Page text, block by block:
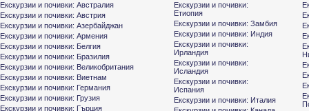
Екскурзии и почивки: Австралия
Екскурзии и почивки: Австрия
Екскурзии и почивки: Азербайджан
Екскурзии и почивки: Армения
Екскурзии и почивки: Белгия
Екскурзии и почивки: Бразилия
Екскурзии и почивки: Великобритания
Екскурзии и почивки: Виетнам
Екскурзии и почивки: Германия
Екскурзии и почивки: Грузия
Екскурзии и почивки: Гърция
Екскурзии и почивки:
Етиопия
Екскурзии и почивки: Замбия
Екскурзии и почивки: Индия
Екскурзии и почивки:
Ирландия
Екскурзии и почивки:
Исландия
Екскурзии и почивки:
Испания
Екскурзии и почивки: Италия